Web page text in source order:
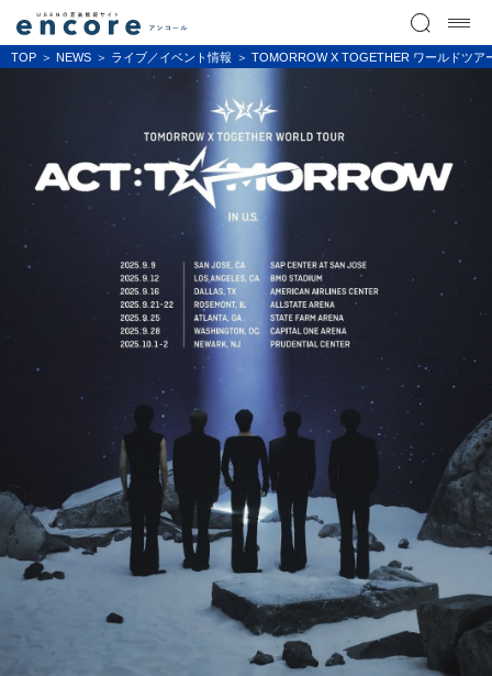
TOP NEWS ライブ／イベント情報 TOMORROW X TOGETHER ワールドツア